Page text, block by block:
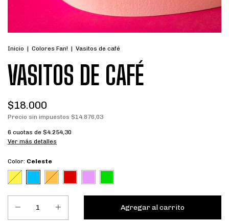
Inicio | Colores Fan! | Vasitos de café
VASITOS DE CAFÉ
$18.000
Precio sin impuestos $14.876,03
6 cuotas de $4.254,30
Ver más detalles
Color: Celeste